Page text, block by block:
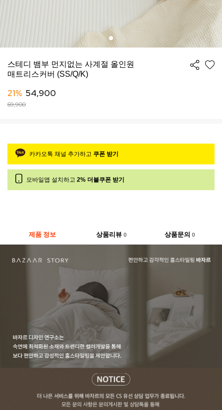
스테디 뱀부 먼지없는 사계절 올인원
매트리스커버 (SS/Q/K)
21% 54,900
69,900
카카오톡 채널 추가하고 쿠폰 받기
모바일앱 설치하고 2% 더블쿠폰 받기
제품 정보 상품리뷰 0 상품문의0